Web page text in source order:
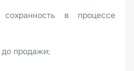
в процессе
до продажи;